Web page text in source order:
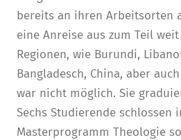
bereits an ihren Arbeitsorten
eine Anreise aus zum Teil
Regionen, wie Burundi,
Bangladesch, China, aber
war nicht möglich. Sie
Sechs Studierende schlossen
Master­programm Theologie